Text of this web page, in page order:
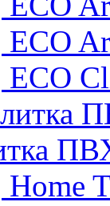
ECO
ECO
Home